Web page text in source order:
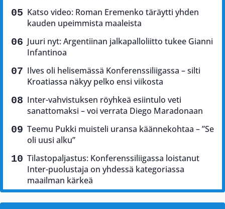
Katso video: Roman Eremenko täräytti yhden
kauden upeimmista maaleista
Juuri nyt: Argentiinan jalkapalloliitto tukee Gianni
Infantinoa
Ilves oli helisemässä Konferenssiliigassa – silti
Kroatiassa näkyy pelko ensi viikosta
Inter-vahvistuksen röyhkeä esiintulo veti
sanattomaksi – voi verrata Diego Maradonaan
Teemu Pukki muisteli uransa käännekohtaa – ”Se
oli uusi alku”
Tilastopaljastus: Konferenssiliigassa loistanut
Inter-puolustaja on yhdessä kategoriassa
maailman kärkeä